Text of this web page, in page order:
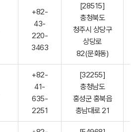
+82-
43-
220-
3463
[28515]
충청북도
청주시 상당구
상당로
82(문화동)
+82-
41-
635-
2251
[32255]
충청남도
홍성군 홍북읍
충남대로 21